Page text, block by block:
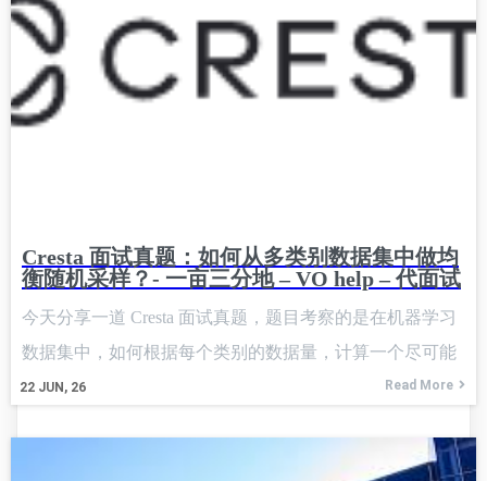
Cresta 面试真题：如何从多类别数据集中做均
衡随机采样？- 一亩三分地 – VO help – 代面试
22 JUN, 26
今天分享一道 Cresta 面试真题，题目考察的是在机器学习
数据集中，如何根据每个类别的数据量，计算一个尽可能
均衡的采样方案。 题目英文原文整理 You have a dataset
Read More